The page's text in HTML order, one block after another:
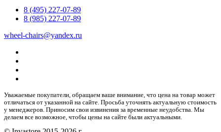
8 (495) 227-07-89
8 (985) 227-07-89
wheel-chairs@yandex.ru
Уважаемые покупатели, обращаем ваше внимание, что цена на товар может
отличаться от указанной на сайте. Просьба уточнять актуальную стоимость
у менеджеров. Приносим свои извинения за временные неудобства. Мы
делаем все возможное, чтобы цены на сайте были актуальными.